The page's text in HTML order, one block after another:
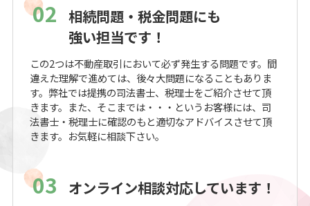
02 相続問題・税金問題にも
強い担当です！
この2つは不動産取引において必ず発生する問題です。間
違えた理解で進めては、後々大問題になることもありま
す。弊社では提携の司法書士、税理士をご紹介させて頂
きます。また、そこまでは・・・というお客様には、司
法書士・税理士に確認のもと適切なアドバイスさせて頂
きます。お気軽に相談下さい。
03 オンライン相談対応しています！